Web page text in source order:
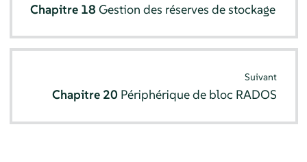
Chapitre 18Gestion des réserves de stockage
Suivant
Chapitre 20 Périphérique de bloc RADOS